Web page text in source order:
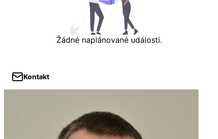
Žádné naplánované události.
Kontakt